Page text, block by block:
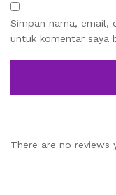
Simpan nama, email,
untuk komentar saya
There are no reviews